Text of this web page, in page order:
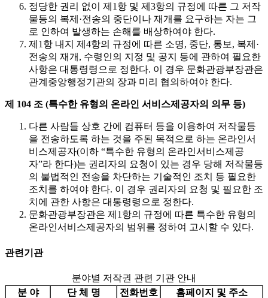
정당한 권리 없이 제1항 및 제3항의 규정에 따른 그 저작
물등의 복제·전송의 중단이나 재개를 요구하는 자는 그
로 인하여 발생하는 손해를 배상하여야 한다.
제1항 내지 제4항의 규정에 따른 소명, 중단, 통보, 복제·
전송의 재개, 수령인의 지정 및 공지 등에 관하여 필요한
사항은 대통령령으로 정한다. 이 경우 문화관광부장관은
관계중앙행정기관의 장과 미리 협의하여야 한다.
제 104 조 (특수한 유형의 온라인 서비스제공자의 의무 등)
다른 사람들 상호 간에 컴퓨터 등을 이용하여 저작물등
을 전송하도록 하는 것을 주된 목적으로 하는 온라인서
비스제공자(이하 “특수한 유형의 온라인서비스제공
자”라 한다)는 권리자의 요청이 있는 경우 당해 저작물등
의 불법적인 전송을 차단하는 기술적인 조치 등 필요한
조치를 하여야 한다. 이 경우 권리자의 요청 및 필요한 조
치에 관한 사항은 대통령령으로 정한다.
문화관광부장관은 제1항의 규정에 따른 특수한 유형의
온라인서비스제공자의 범위를 정하여 고시할 수 있다.
관련기관
분야별 저작권 관련 기관 안내
분 야
단 체 명 전화번호
홈페이지 및 주소